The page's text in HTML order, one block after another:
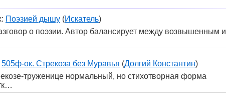
Поэзией дышу (Искатель)
о поэзии. Автор балансирует между возвышенным и
505ф-ок. Стрекоза без Муравья (Долгий Константин)
труженице нормальный, но стихотворная форма